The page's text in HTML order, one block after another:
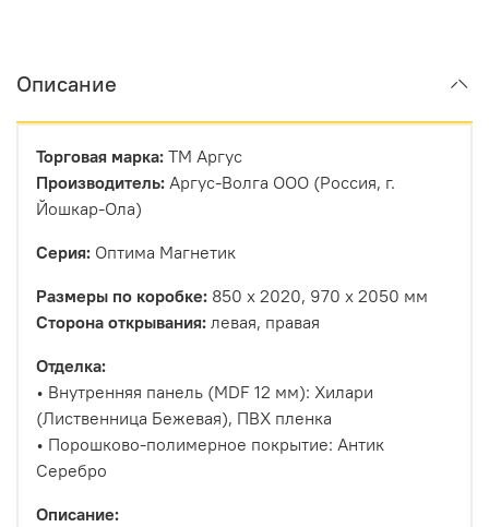
Описание
Торговая марка: ТМ Аргус
Производитель: Аргус-Волга ООО (Россия, г.
Йошкар-Ола)
Серия: Оптима Магнетик
Размеры по коробке: 850 х 2020, 970 х 2050 мм
Сторона открывания: левая, правая
Отделка:
• Внутренняя панель (MDF 12 мм): Хилари
(Лиственница Бежевая), ПВХ пленка
• Порошково-полимерное покрытие: Антик
Серебро
Описание: